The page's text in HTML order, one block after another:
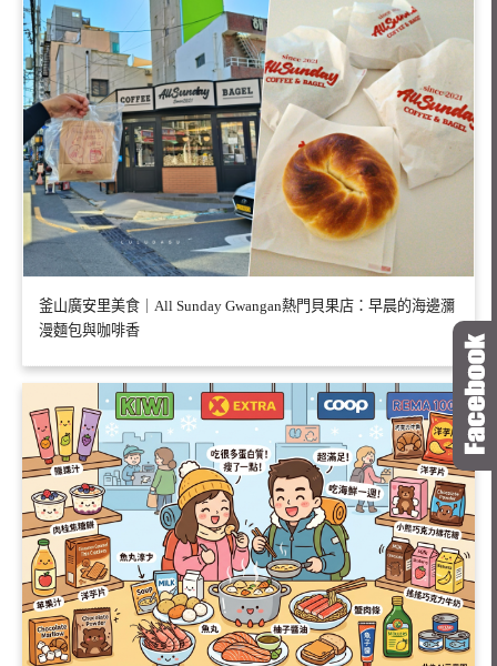
釜山廣安里美食｜All Sunday Gwangan熱門貝果店：早晨的海邊瀰
漫麵包與咖啡香